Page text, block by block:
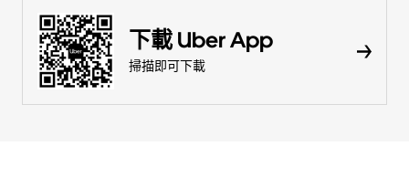
下載 Uber App
掃描即可下載